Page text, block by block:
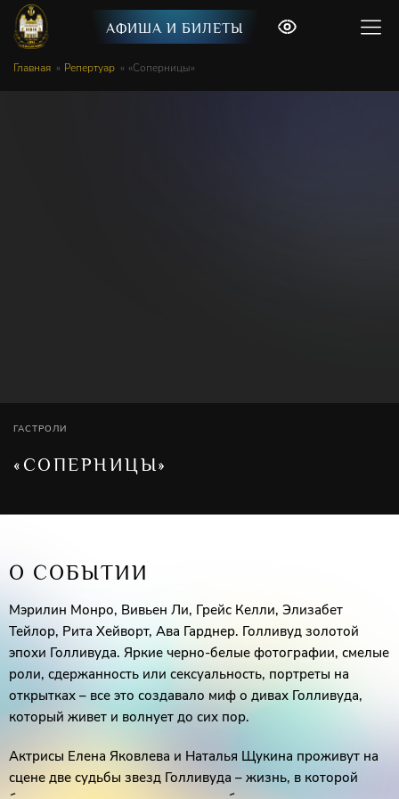
АФИША И БИЛЕТЫ
Главная Репертуар «Соперницы»
ГАСТРОЛИ
«СОПЕРНИЦЫ»
О СОБЫТИИ
Мэрилин Монро, Вивьен Ли, Грейс Келли, Элизабет
Тейлор, Рита Хейворт, Ава Гарднер. Голливуд золотой
эпохи Голливуда. Яркие черно-белые фотографии, смелые
роли, сдержанность или сексуальность, портреты на
открытках – все это создавало миф о дивах Голливуда,
который живет и волнует до сих пор.
Актрисы Елена Яковлева и Наталья Щукина проживут на
сцене две судьбы звезд Голливуда – жизнь, в которой